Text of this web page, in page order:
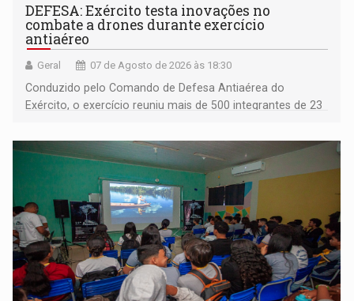
DEFESA: Exército testa inovações no
combate a drones durante exercício
antiaéreo
Geral 07 de Agosto de 2026 às 18:30
Conduzido pelo Comando de Defesa Antiaérea do
Exército, o exercício reuniu mais de 500 integrantes de 23